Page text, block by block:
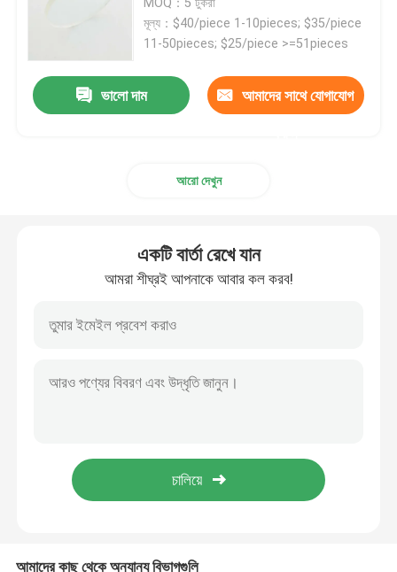
ইউভি ব্যান্ডপাস ফিল্টার
দৃশ্যমান ব্যান্ডপাস ফিল্টার
লং পাস অপটিক্যাল ফিল্টার
শর্ট পাস অপটিক্যাল ফিল্টার
উচ্চ প্রতিফলক ফিল্ম
MOQ：5 টুকরা
মূল্য：$40/piece 1-10pieces; $35/piece
11-50pieces; $25/piece >=51pieces
ভালো দাম আমাদের সাথে যোগাযোগ
আরো দেখুন
একটি বার্তা রেখে যান
আমরা শীঘ্রই আপনাকে আবার কল করব!
আমাদের কাছ থেকে অন্যান্য বিভাগগুলি